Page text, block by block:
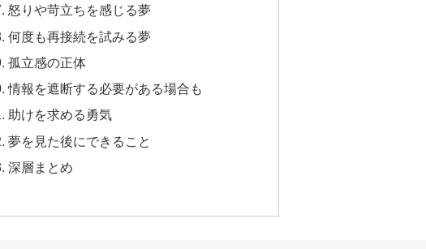
怒りや苛立ちを感じる夢
何度も再接続を試みる夢
孤立感の正体
情報を遮断する必要がある場合も
助けを求める勇気
夢を見た後にできること
深層まとめ